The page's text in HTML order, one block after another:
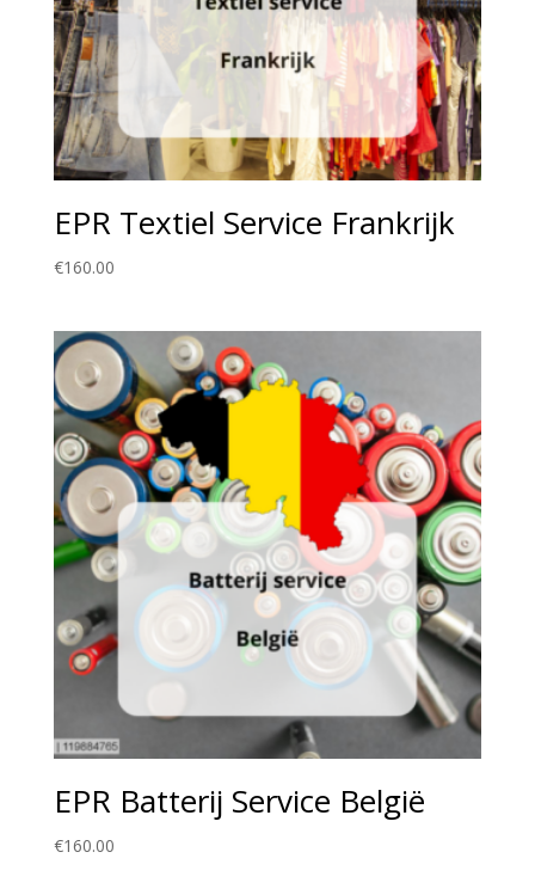
EPR Textiel Service Frankrijk
€160.00
EPR Batterij Service België
€160.00